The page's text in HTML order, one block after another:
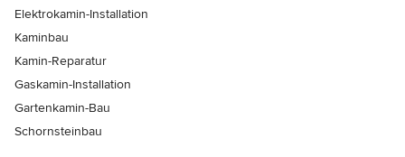
Elektrokamin-Installation
Kaminbau
Kamin-Reparatur
Gaskamin-Installation
Gartenkamin-Bau
Schornsteinbau